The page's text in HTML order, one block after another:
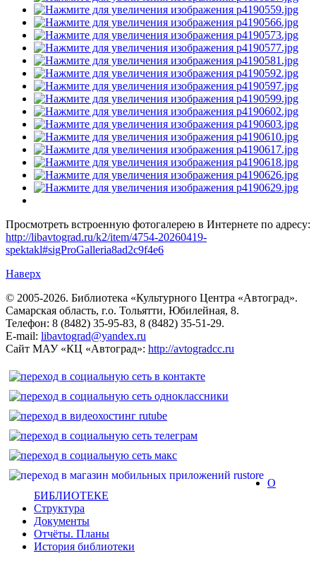
Просмотреть встроенную фотогалерею в Интернете по адресу:
http://libavtograd.ru/k2/item/4754-20260419-
spektakl#sigProGalleria8ad2c9f4e6
Наверх
© 2005-2026. Библиотека «Культурного Центра «Автоград».
Самарская область, г.о. Тольятти, Юбилейная, 8.
Телефон: 8 (8482) 35-95-83, 8 (8482) 35-51-29.
E-mail: libavtograd@yandex.ru
Сайт МАУ «КЦ «Автоград»: http://avtogradcc.ru
О
БИБЛИОТЕКЕ
Структура
Документы
Отчёты. Планы
История библиотеки